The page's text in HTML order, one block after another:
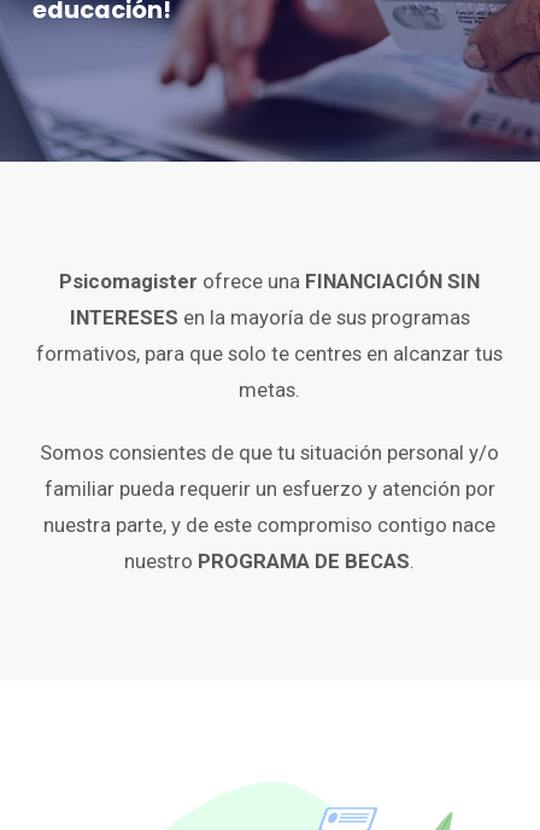
educación!
Psicomagister ofrece una FINANCIACIÓN SIN
INTERESES en la mayoría de sus programas
formativos, para que solo te centres en alcanzar tus
metas.
Somos consientes de que tu situación personal y/o
familiar pueda requerir un esfuerzo y atención por
nuestra parte, y de este compromiso contigo nace
nuestro PROGRAMA DE BECAS.